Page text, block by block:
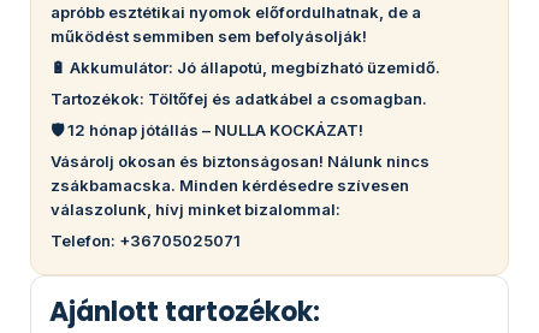
apróbb esztétikai nyomok előfordulhatnak, de a
működést semmiben sem befolyásolják!
🔋 Akkumulátor: Jó állapotú, megbízható üzemidő.
Tartozékok: Töltőfej és adatkábel a csomagban.
🛡️ 12 hónap jótállás – NULLA KOCKÁZAT!
Vásárolj okosan és biztonságosan! Nálunk nincs
zsákbamacska. Minden kérdésedre szívesen
válaszolunk, hívj minket bizalommal:
Telefon: +36705025071
Ajánlott tartozékok: